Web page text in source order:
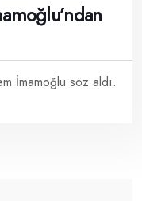
İmamoğlu söz aldı.